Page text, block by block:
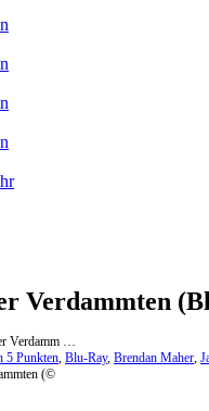
Verdammten
Verdamm …
5 Punkten, Blu-Ray, Brendan Maher,